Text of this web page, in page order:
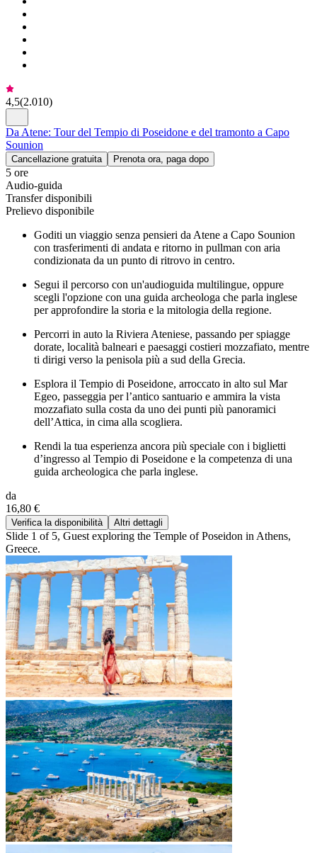
4,5(2.010)
Da Atene: Tour del Tempio di Poseidone e del tramonto a Capo
Sounion
Cancellazione gratuita Prenota ora, paga dopo
5 ore
Audio-guida
Transfer disponibili
Prelievo disponibile
Goditi un viaggio senza pensieri da Atene a Capo Sounion
con trasferimenti di andata e ritorno in pullman con aria
condizionata da un punto di ritrovo in centro.
Segui il percorso con un'audioguida multilingue, oppure
scegli l'opzione con una guida archeologa che parla inglese
per approfondire la storia e la mitologia della regione.
Percorri in auto la Riviera Ateniese, passando per spiagge
dorate, località balneari e paesaggi costieri mozzafiato, mentre
ti dirigi verso la penisola più a sud della Grecia.
Esplora il Tempio di Poseidone, arroccato in alto sul Mar
Egeo, passeggia per l’antico santuario e ammira la vista
mozzafiato sulla costa da uno dei punti più panoramici
dell’Attica, in cima alla scogliera.
Rendi la tua esperienza ancora più speciale con i biglietti
d’ingresso al Tempio di Poseidone e la competenza di una
guida archeologica che parla inglese.
da
16,80 €
Verifica la disponibilità Altri dettagli
Slide 1 of 5, Guest exploring the Temple of Poseidon in Athens,
Greece.